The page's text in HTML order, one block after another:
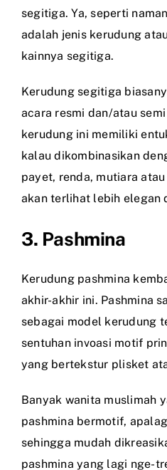
segitiga. Ya, seperti
adalah jenis kerudung
kainnya segitiga.
Kerudung segitiga
acara resmi dan/atau
kerudung ini memiliki
kalau dikombinasikan
payet, renda, mutiara
akan terlihat lebih elegan
3. Pashmina
Kerudung pashmina
akhir-akhir ini. Pashmina
sebagai model kerudung
sentuhan invoasi motif
yang bertekstur plisket
Banyak wanita muslimah
pashmina bermotif,
sehingga mudah
pashmina yang lagi nge-